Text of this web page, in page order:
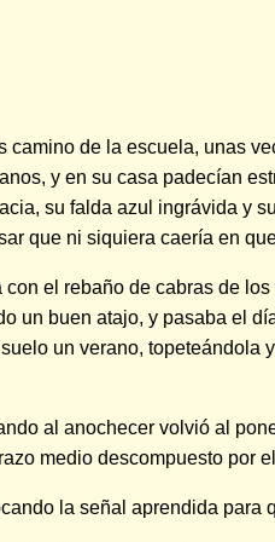
de la escuela, unas
y en su casa padecían
su falda azul ingrávida y
que ni siquiera caería en
el rebaño de cabras de
un buen atajo, y pasaba el
un verano,
al anochecer volvió al
medio descompuesto por
la señal aprendida para